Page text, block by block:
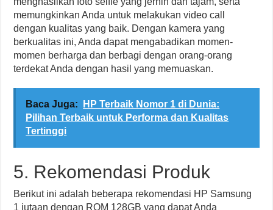
memungkinkan Anda untuk melakukan video call
dengan kualitas yang baik. Dengan kamera yang
berkualitas ini, Anda dapat mengabadikan momen-
momen berharga dan berbagi dengan orang-orang
terdekat Anda dengan hasil yang memuaskan.
Baca Juga:
HP Terbaik Nomor 1 di Dunia:
Pilihan Terbaik untuk Performa dan Kualitas
Tertinggi
5. Rekomendasi Produk
Berikut ini adalah beberapa rekomendasi HP Samsung
1 jutaan dengan ROM 128GB yang dapat Anda